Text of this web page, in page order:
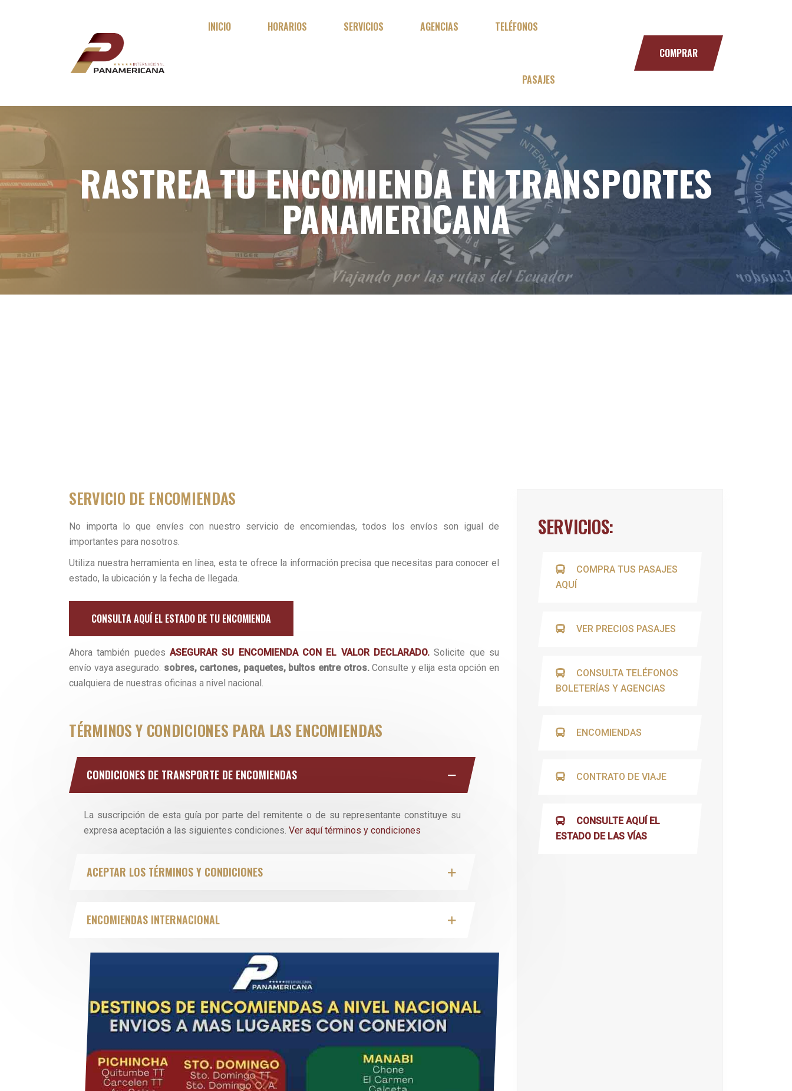
INICIO HORARIOS SERVICIOS AGENCIAS TELÉFONOS
PASAJES
COMPRAR
RASTREA TU ENCOMIENDA EN TRANSPORTES
PANAMERICANA
SERVICIO DE ENCOMIENDAS
No importa lo que envíes con nuestro servicio de encomiendas, todos los envíos son igual de
importantes para nosotros.
Utiliza nuestra herramienta en línea, esta te ofrece la información precisa que necesitas para conocer el
estado, la ubicación y la fecha de llegada.
CONSULTA AQUÍ EL ESTADO DE TU ENCOMIENDA
Ahora también puedes ASEGURAR SU ENCOMIENDA CON EL VALOR DECLARADO. Solicite que su
envío vaya asegurado: sobres, cartones, paquetes, bultos entre otros.Consulte y elija esta opción en
cualquiera de nuestras oficinas a nivel nacional.
TÉRMINOS Y CONDICIONES PARA LAS ENCOMIENDAS
CONDICIONES DE TRANSPORTE DE ENCOMIENDAS
La suscripción de esta guía por parte del remitente o de su representante constituye su
expresa aceptación a las siguientes condiciones. Ver aquí términos y condiciones
ACEPTAR LOS TÉRMINOS Y CONDICIONES
ENCOMIENDAS INTERNACIONAL
SERVICIOS:
COMPRA TUS PASAJES
AQUÍ
VER PRECIOS PASAJES
CONSULTA TELÉFONOS
BOLETERÍAS Y AGENCIAS
ENCOMIENDAS
CONTRATO DE VIAJE
CONSULTE AQUÍ EL
ESTADO DE LAS VÍAS